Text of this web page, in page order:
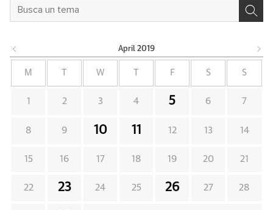
April 2019
M W F S S
1 2 3 4 5 6 7
8 9 10 11 12 13 14
15 16 17 18 19 20 21
22 23 24 25 26 27 28